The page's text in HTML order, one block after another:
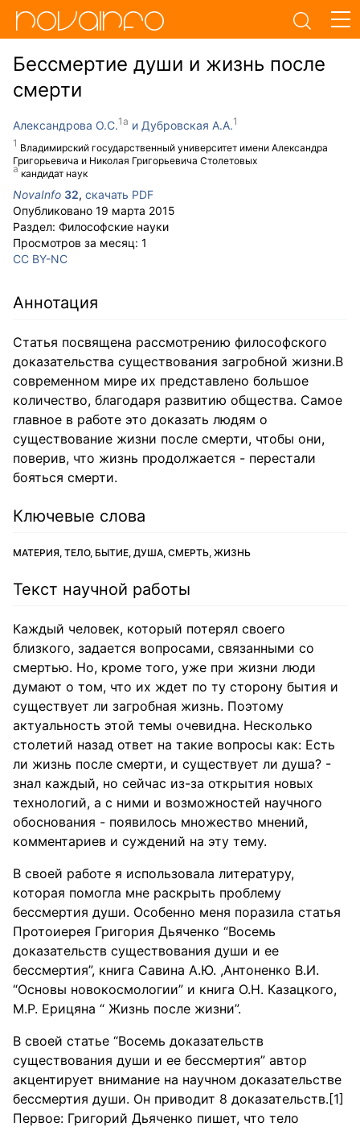
Бессмертие души и жизнь после
смерти
Александрова О.С.
Владимирский государственный университет имени Александра
Григорьевича и Николая Григорьевича Столетовых
кандидат наук
Дубровская А.А.
NovaInfo 32, скачать PDF
Опубликовано 19 марта 2015
Раздел: Философские науки
Просмотров за месяц: 1
CC BY-NC
Аннотация
Статья посвящена рассмотрению философского
доказательства существования загробной жизни.В
современном мире их представлено большое
количество, благодаря развитию общества. Самое
главное в работе это доказать людям о
существование жизни после смерти, чтобы они,
поверив, что жизнь продолжается - перестали
бояться смерти.
Ключевые слова
МАТЕРИЯ, ТЕЛО, БЫТИЕ, ДУША, СМЕРТЬ, ЖИЗНЬ
Текст научной работы
Каждый человек, который потерял своего
близкого, задается вопросами, связанными со
смертью. Но, кроме того, уже при жизни люди
думают о том, что их ждет по ту сторону бытия и
существует ли загробная жизнь. Поэтому
актуальность этой темы очевидна. Несколько
столетий назад ответ на такие вопросы как: Есть
ли жизнь после смерти, и существует ли душа? -
знал каждый, но сейчас из-за открытия новых
технологий, а с ними и возможностей научного
обоснования - появилось множество мнений,
комментариев и суждений на эту тему.
В своей работе я использовала литературу,
которая помогла мне раскрыть проблему
бессмертия души. Особенно меня поразила статья
Протоиерея Григория Дьяченко “Восемь
доказательств существования души и ее
бессмертия”, книга Савина А.Ю. ,Антоненко В.И.
“Основы новокосмологии” и книга О.Н. Казацкого,
М.Р. Ерицяна “ Жизнь после жизни”.
В своей статье “Восемь доказательств
существования души и ее бессмертия” автор
акцентирует внимание на научном доказательстве
бессмертия души. Он приводит 8 доказательств.[1]
Первое: Григорий Дьяченко пишет, что тело